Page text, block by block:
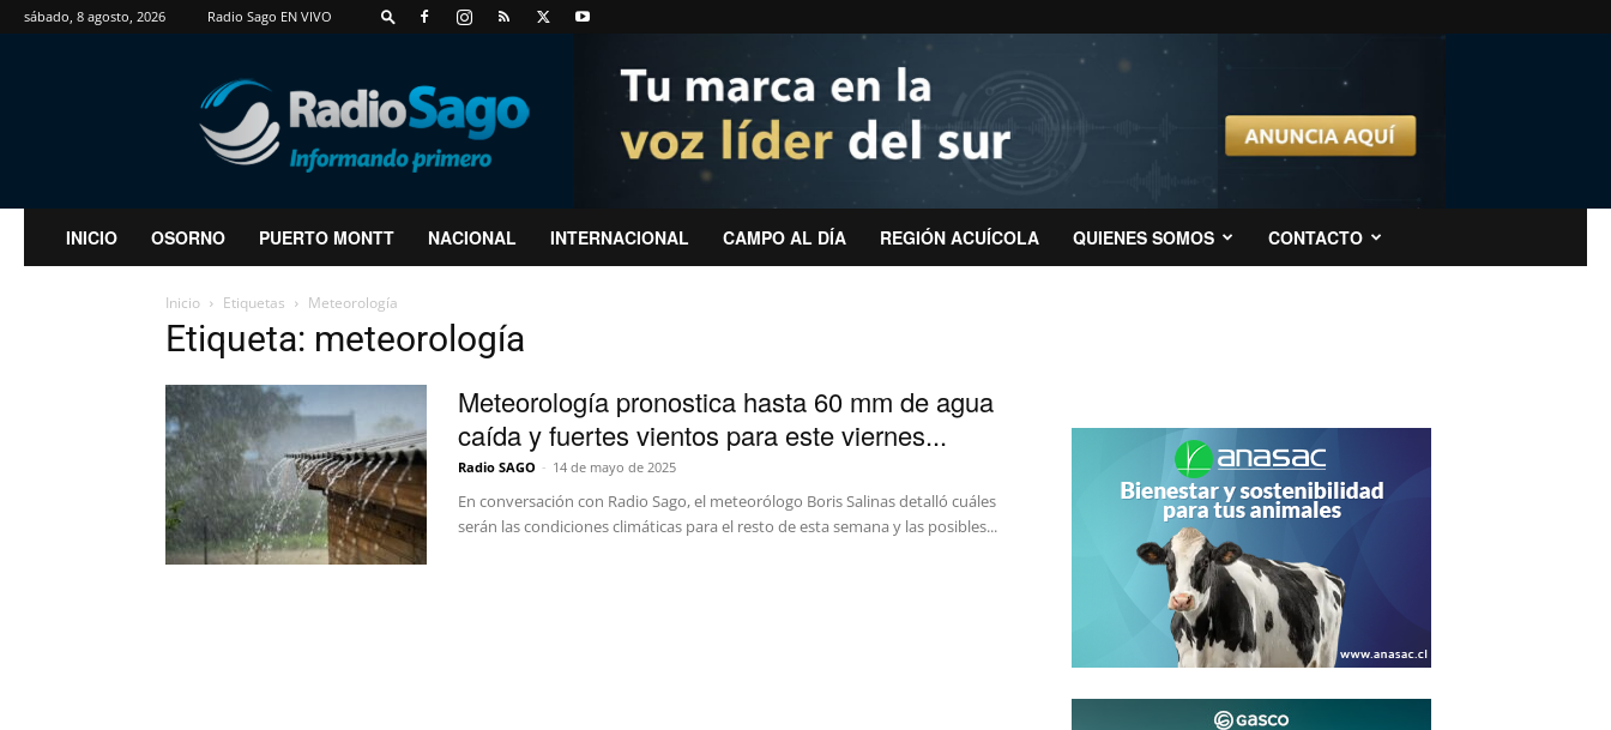
sábado, 8 agosto, 2026 Radio Sago EN VIVO
RadioSago
INICIO OSORNO PUERTO MONTT NACIONAL INTERNACIONAL CAMPO AL DÍA REGIÓN ACUÍCOLA QUIENES SOMOS CONTACTO
Inicio Etiquetas Meteorología
Etiqueta: meteorología
Meteorología pronostica hasta 60 mm de agua
caída y fuertes vientos para este viernes...
Radio SAGO - 14 de mayo de 2025
En conversación con Radio Sago, el meteorólogo Boris Salinas detalló cuáles
serán las condiciones climáticas para el resto de esta semana y las posibles...